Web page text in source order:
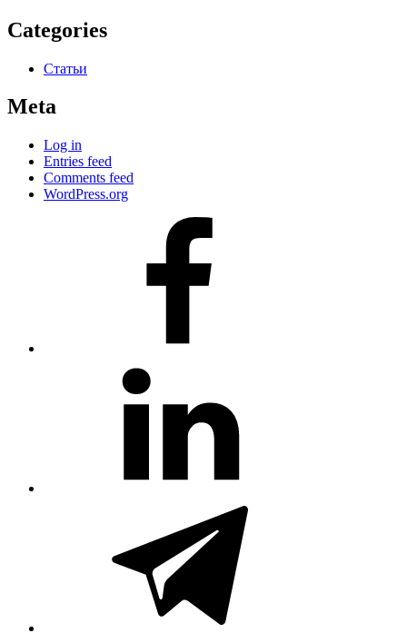
Categories
Статьи
Meta
Log in
Entries feed
Comments feed
WordPress.org